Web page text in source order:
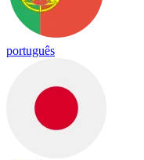
português